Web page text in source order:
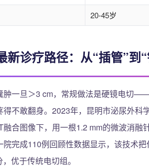
20-45岁
新诊疗路径：从“插管”到
肿一旦＞3 cm，常规做法是硬镜电切
得不敢翻身。2023年，昆明市泌尿外科
融合图像下，用一根1.2 mm的微波消
院完成110例回顾性数据显示，该技术
优于传统电切组。